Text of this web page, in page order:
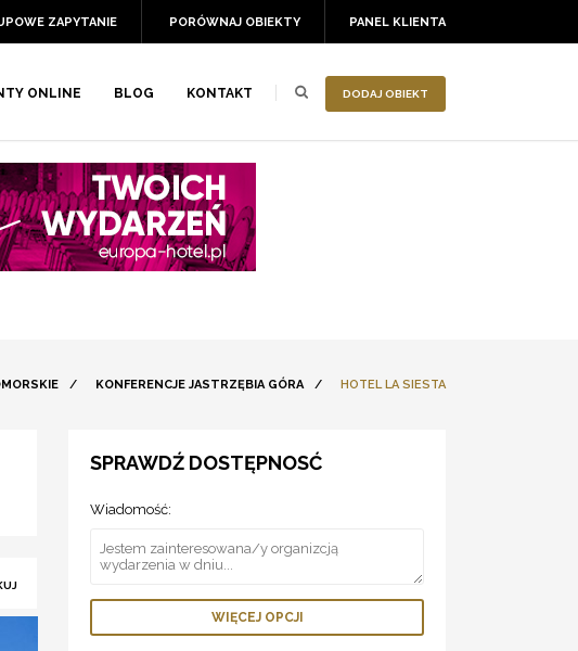
PANEL KLIENTA
PORÓWNAJ OBIEKTY
ZAPYTANIE
DODAJ OBIEKT
ONLINE BLOG KONTAKT
/ KONFERENCJE JASTRZĘBIA GÓRA / HOTEL LA SIESTA
SPRAWDŹ DOSTĘPNOSĆ
Wiadomość:
WIĘCEJ OPCJI